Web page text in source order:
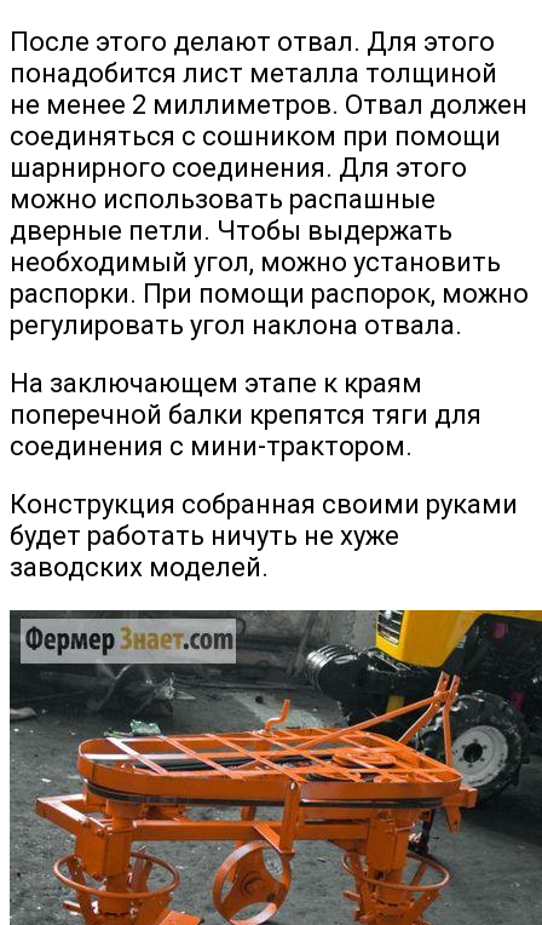
После этого делают отвал. Для этого
понадобится лист металла толщиной
не менее 2 миллиметров. Отвал должен
соединяться с сошником при помощи
шарнирного соединения. Для этого
можно использовать распашные
дверные петли. Чтобы выдержать
необходимый угол, можно установить
распорки. При помощи распорок, можно
регулировать угол наклона отвала.
На заключающем этапе к краям
поперечной балки крепятся тяги для
соединения с мини-трактором.
Конструкция собранная своими руками
будет работать ничуть не хуже
заводских моделей.